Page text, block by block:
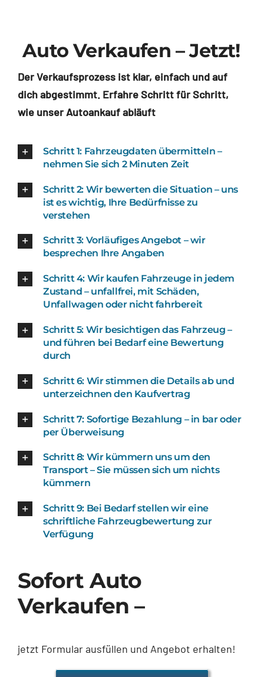
Auto Verkaufen – Jetzt!
Der Verkaufsprozess ist klar, einfach und auf
dich abgestimmt. Erfahre Schritt für Schritt,
wie unser Autoankauf abläuft
Schritt 1: Fahrzeugdaten übermitteln –
nehmen Sie sich 2 Minuten Zeit
Schritt 2: Wir bewerten die Situation – uns
ist es wichtig, Ihre Bedürfnisse zu
verstehen
Schritt 3: Vorläufiges Angebot – wir
besprechen Ihre Angaben
Schritt 4: Wir kaufen Fahrzeuge in jedem
Zustand – unfallfrei, mit Schäden,
Unfallwagen oder nicht fahrbereit
Schritt 5: Wir besichtigen das Fahrzeug –
und führen bei Bedarf eine Bewertung
durch
Schritt 6: Wir stimmen die Details ab und
unterzeichnen den Kaufvertrag
Schritt 7: Sofortige Bezahlung – in bar oder
per Überweisung
Schritt 8: Wir kümmern uns um den
Transport – Sie müssen sich um nichts
kümmern
Schritt 9: Bei Bedarf stellen wir eine
schriftliche Fahrzeugbewertung zur
Verfügung
Sofort Auto
Verkaufen –
jetzt Formular ausfüllen und Angebot erhalten!